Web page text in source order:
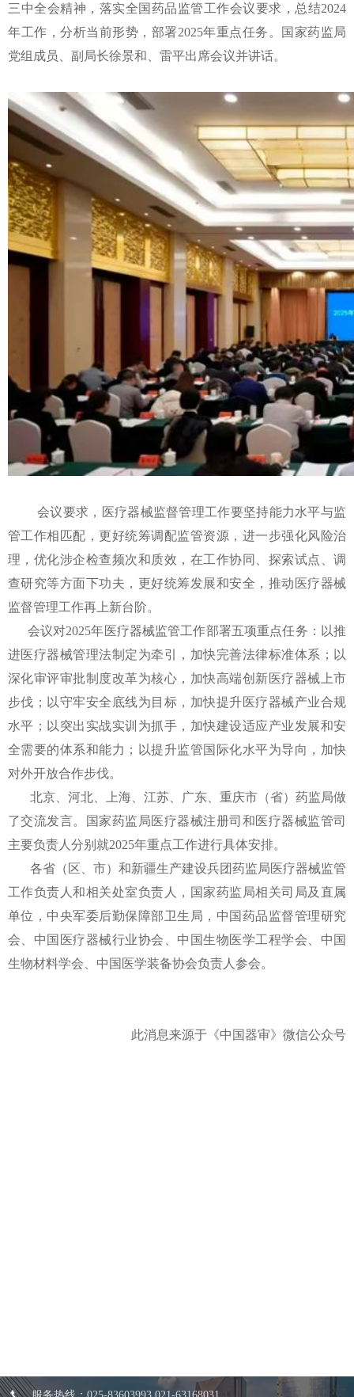
三中全会精神，落实全国药品监管工作会议要求，总结2024
年工作，分析当前形势，部署2025年重点任务。国家药监局
党组成员、副局长徐景和、雷平出席会议并讲话。
会议要求，医疗器械监督管理工作要坚持能力水平与监
管工作相匹配，更好统筹调配监管资源，进一步强化风险治
理，优化涉企检查频次和质效，在工作协同、探索试点、调
查研究等方面下功夫，更好统筹发展和安全，推动医疗器械
监督管理工作再上新台阶。
会议对2025年医疗器械监管工作部署五项重点任务：以推
进医疗器械管理法制定为牵引，加快完善法律标准体系；以
深化审评审批制度改革为核心，加快高端创新医疗器械上市
步伐；以守牢安全底线为目标，加快提升医疗器械产业合规
水平；以突出实战实训为抓手，加快建设适应产业发展和安
全需要的体系和能力；以提升监管国际化水平为导向，加快
对外开放合作步伐。
北京、河北、上海、江苏、广东、重庆市（省）药监局做
了交流发言。国家药监局医疗器械注册司和医疗器械监管司
主要负责人分别就2025年重点工作进行具体安排。
各省（区、市）和新疆生产建设兵团药监局医疗器械监管
工作负责人和相关处室负责人，国家药监局相关司局及直属
单位，中央军委后勤保障部卫生局，中国药品监督管理研究
会、中国医疗器械行业协会、中国生物医学工程学会、中国
生物材料学会、中国医学装备协会负责人参会。
此消息来源于《中国器审》微信公众号
服务热线：025-83603993 021-63168031